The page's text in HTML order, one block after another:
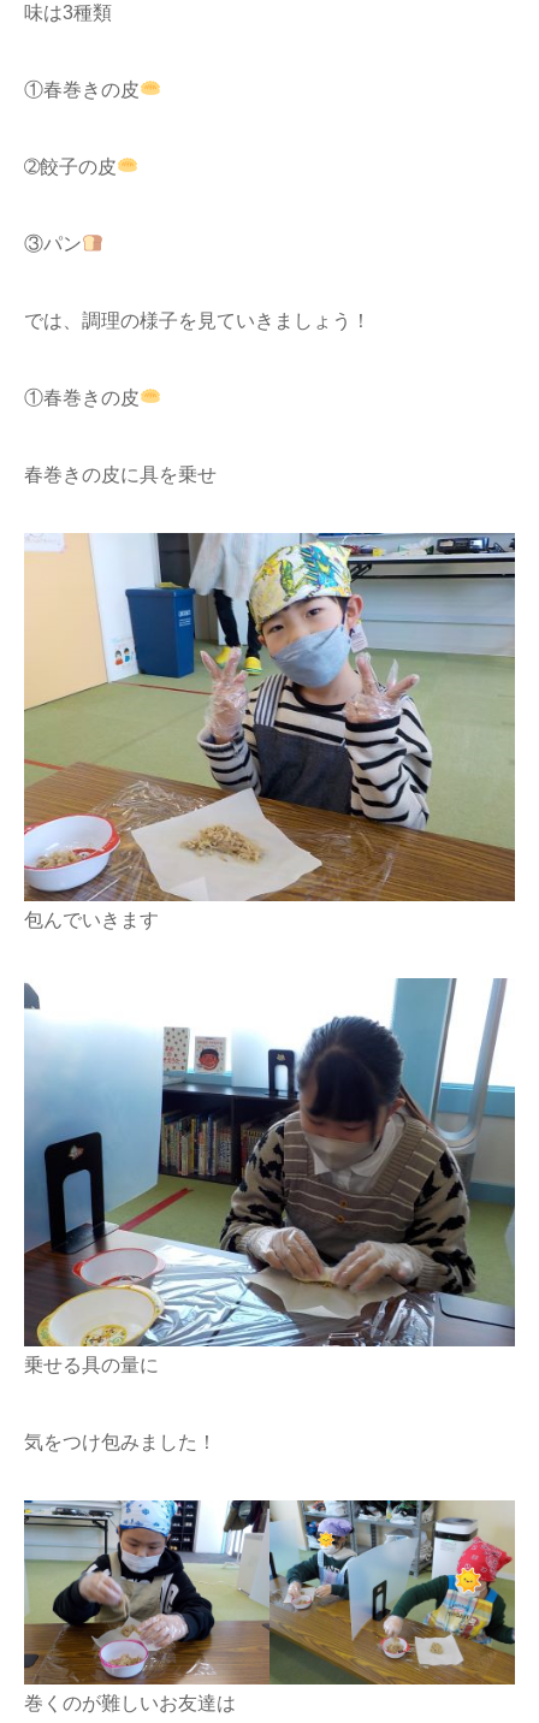
味は3種類
①春巻きの皮
➁餃子の皮
③パン
では、調理の様子を見ていきましょう！
①春巻きの皮
春巻きの皮に具を乗せ
包んでいきます
乗せる具の量に
気をつけ包みました！
巻くのが難しいお友達は